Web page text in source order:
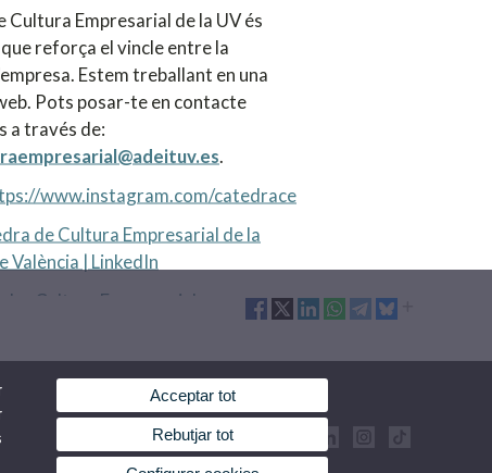
Cultura Empresarial de la UV és
reforça el vincle entre la
Estem treballant en una
Pots posar-te en contacte
a través de:
www.instagram.com/catedrace
de Cultura Empresarial de la
València | LinkedIn
Cultura Empresarial
Acceptar tot
Rebutjar tot